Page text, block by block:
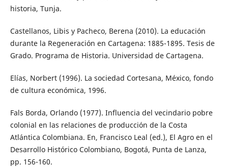
historia, Tunja.
Castellanos, Libis y Pacheco, Berena (2010). La educación
durante la Regeneración en Cartagena: 1885-1895. Tesis de
Grado. Programa de Historia. Universidad de Cartagena.
Elías, Norbert (1996). La sociedad Cortesana, México, fondo
de cultura económica, 1996.
Fals Borda, Orlando (1977). Influencia del vecindario pobre
colonial en las relaciones de producción de la Costa
Atlántica Colombiana. En, Francisco Leal (ed.), El Agro en el
Desarrollo Histórico Colombiano, Bogotá, Punta de Lanza,
pp. 156-160.